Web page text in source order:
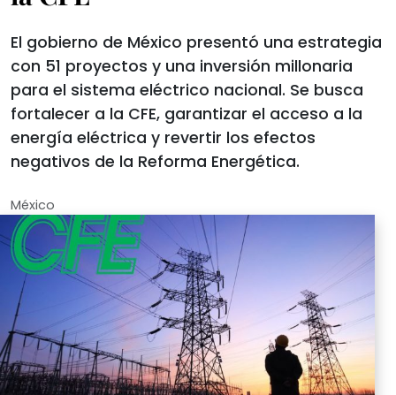
El gobierno de México presentó una estrategia
con 51 proyectos y una inversión millonaria
para el sistema eléctrico nacional. Se busca
fortalecer a la CFE, garantizar el acceso a la
energía eléctrica y revertir los efectos
negativos de la Reforma Energética.
México